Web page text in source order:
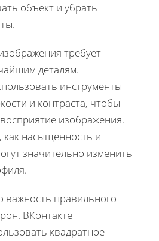
объект и убрать
требует
деталям.
инструменты
и контраста, чтобы
изображения.
как насыщенность и
значительно изменить
важность правильного
ВКонтакте
квадратное